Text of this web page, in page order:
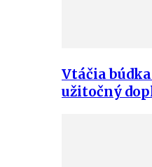
Vtáčia
užitočný